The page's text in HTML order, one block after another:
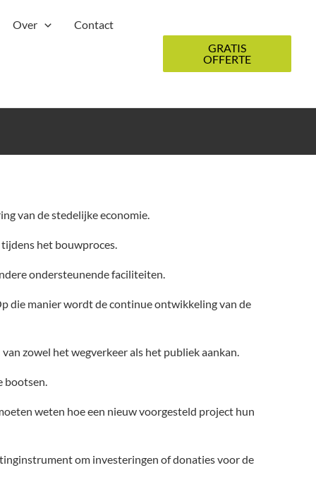
Over
Contact
GRATIS
OFFERTE
van de stedelijke economie.
het bouwproces.
ondersteunende faciliteiten.
die manier wordt de continue ontwikkeling van de
zowel het wegverkeer als het publiek aankan.
bootsen.
weten hoe een nieuw voorgesteld project hun
om investeringen of donaties voor de